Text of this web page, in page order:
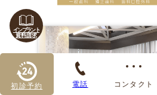
初診予約 電話 コンタクト
インプラント
資料請求